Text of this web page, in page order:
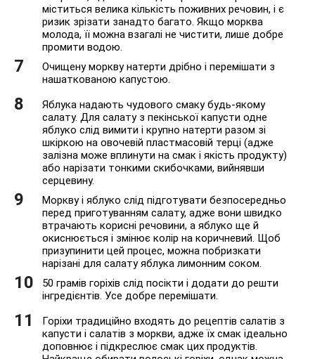
міститься велика кількість поживних речовин, і є
ризик зрізати занадто багато. Якщо морква
молода, її можна взагалі не чистити, лише добре
промити водою.
Очищену моркву натерти дрібно і перемішати з
нашаткованою капустою.
Яблука надають чудового смаку будь-якому
салату. Для салату з пекінської капусти одне
яблуко слід вимити і крупно натерти разом зі
шкіркою на овочевій пластмасовій терці (адже
залізна може вплинути на смак і якість продукту)
або нарізати тонкими скибочками, вийнявши
серцевину.
Моркву і яблуко слід підготувати безпосередньо
перед приготуванням салату, адже вони швидко
втрачають корисні речовини, а яблуко ще й
окиснюється і змінює колір на коричневий. Щоб
призупинити цей процес, можна побризкати
нарізані для салату яблука лимонним соком.
50 грамів горіхів слід посікти і додати до решти
інгредієнтів. Усе добре перемішати.
Горіхи традиційно входять до рецептів салатів з
капусти і салатів з моркви, адже їх смак ідеально
доповнює і підкреслює смак цих продуктів.